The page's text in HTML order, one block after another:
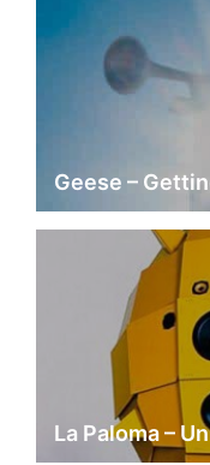
Geese –
La Paloma –